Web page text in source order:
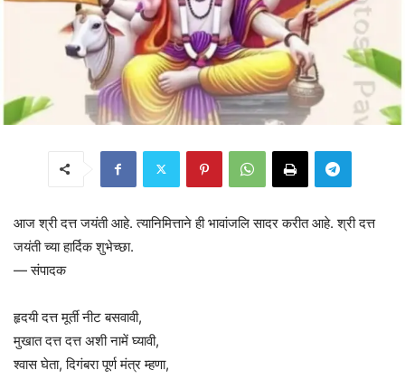
आज श्री दत्त जयंती आहे. त्यानिमित्ताने ही भावांजलि सादर करीत आहे. श्री दत्त
जयंती च्या हार्दिक शुभेच्छा.
— संपादक
हृदयी दत्त मूर्ती नीट बसवावी,
मुखात दत्त दत्त अशी नामें घ्यावी,
श्वास घेता, दिगंबरा पूर्ण मंत्र म्हणा,